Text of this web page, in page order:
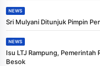
NEWS
Sri Mulyani Ditunjuk Pimpin
NEWS
Isu LTJ Rampung, Pemerintah
Besok